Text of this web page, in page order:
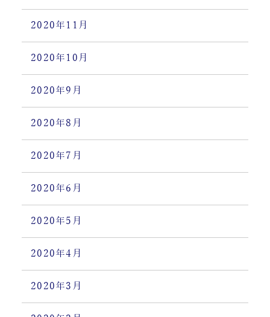
2020年11月
2020年10月
2020年9月
2020年8月
2020年7月
2020年6月
2020年5月
2020年4月
2020年3月